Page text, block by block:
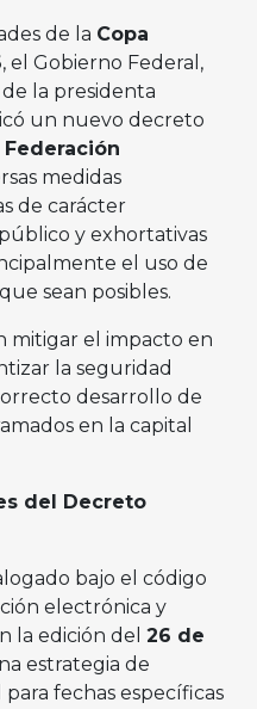
de la Copa
, el Gobierno Federal,
la presidenta
un nuevo decreto
medidas
de carácter
y exhortativas
el uso de
sean posibles.
mitigar el impacto en
la seguridad
desarrollo de
en la capital
del Decreto
bajo el código
electrónica y
la edición del 26 de
estrategia de
fechas específicas